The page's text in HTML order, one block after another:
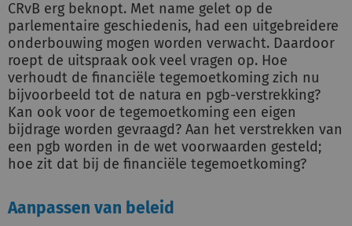
CRvB erg beknopt. Met name gelet op de
parlementaire geschiedenis, had een uitgebreidere
onderbouwing mogen worden verwacht. Daardoor
roept de uitspraak ook veel vragen op. Hoe
verhoudt de financiële tegemoetkoming zich nu
bijvoorbeeld tot de natura en pgb-verstrekking?
Kan ook voor de tegemoetkoming een eigen
bijdrage worden gevraagd? Aan het verstrekken van
een pgb worden in de wet voorwaarden gesteld;
hoe zit dat bij de financiële tegemoetkoming?
Aanpassen van beleid